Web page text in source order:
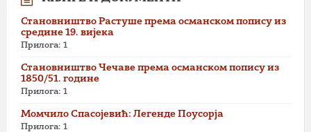
Становништво Растуше према османском попису из
средине 19. вијека
Прилога: 1
Становништво Чечаве према османском попису из
1850/51. године
Прилога: 1
Момчило Спасојевић: Легенде Поусорја
Прилога: 1